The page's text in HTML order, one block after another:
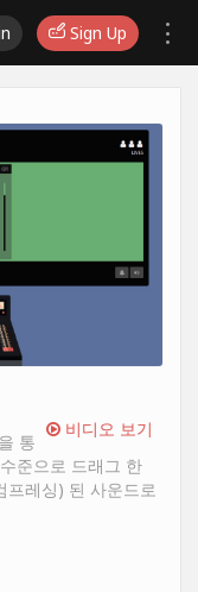
Sign Up
비디오 보기
통
준으로 드래그 한
프레싱) 된 사운드로